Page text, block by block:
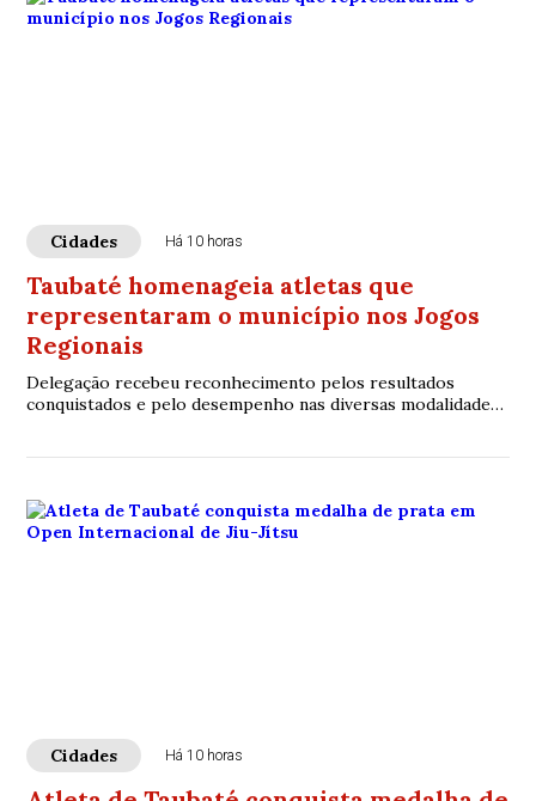
Cidades Há 10 horas
Taubaté homenageia atletas que
representaram o município nos Jogos
Regionais
Delegação recebeu reconhecimento pelos resultados
conquistados e pelo desempenho nas diversas modalidades
Cidades Há 10 horas